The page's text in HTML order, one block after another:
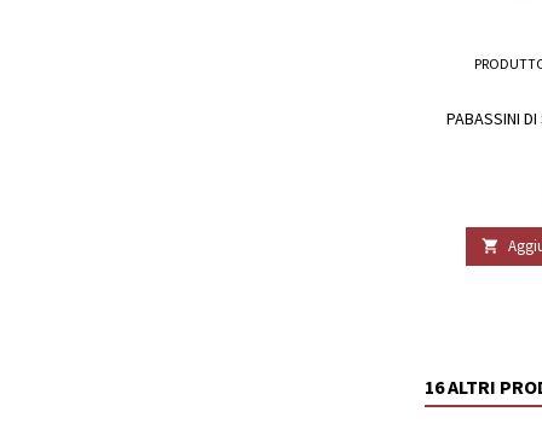
PABASSINI DI

16 ALTRI